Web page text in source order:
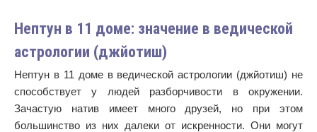
Нептун в 11 доме: значение в ведической
астрологии (джйотиш)
Нептун в 11 доме в ведической астрологии (джйотиш) не
способствует у людей разборчивости в окружении.
Зачастую натив имеет много друзей, но при этом
большинство из них далеки от искренности. Они могут